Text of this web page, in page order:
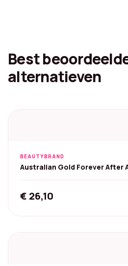
Best
alternatieven
BEAUTYBRAND
Australian Gold Forever After
€ 26,10